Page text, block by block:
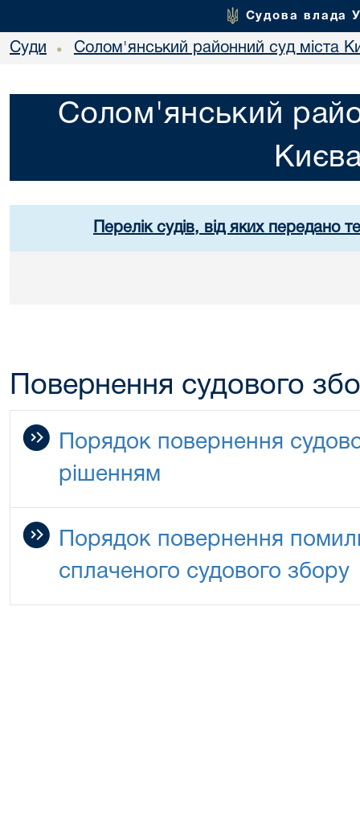
Судова влада
Суди • Солом'янський районний суд міста
Солом'янський
Перелік судів, від яких передано
Повернення судового
Порядок повернення
рішенням
Порядок повернення
сплаченого судового збору